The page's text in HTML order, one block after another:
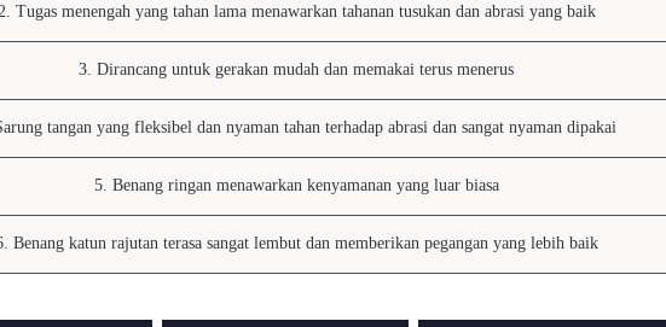
Tugas menengah yang tahan lama menawarkan tahanan tusukan dan abrasi yang baik
3. Dirancang untuk gerakan mudah dan memakai terus menerus
tangan yang fleksibel dan nyaman tahan terhadap abrasi dan sangat nyaman dipakai
5. Benang ringan menawarkan kenyamanan yang luar biasa
Benang katun rajutan terasa sangat lembut dan memberikan pegangan yang lebih baik